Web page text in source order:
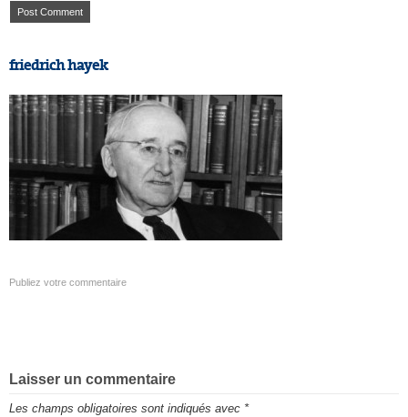
friedrich hayek
Publiez votre commentaire
Laisser un commentaire
Les champs obligatoires sont indiqués avec *